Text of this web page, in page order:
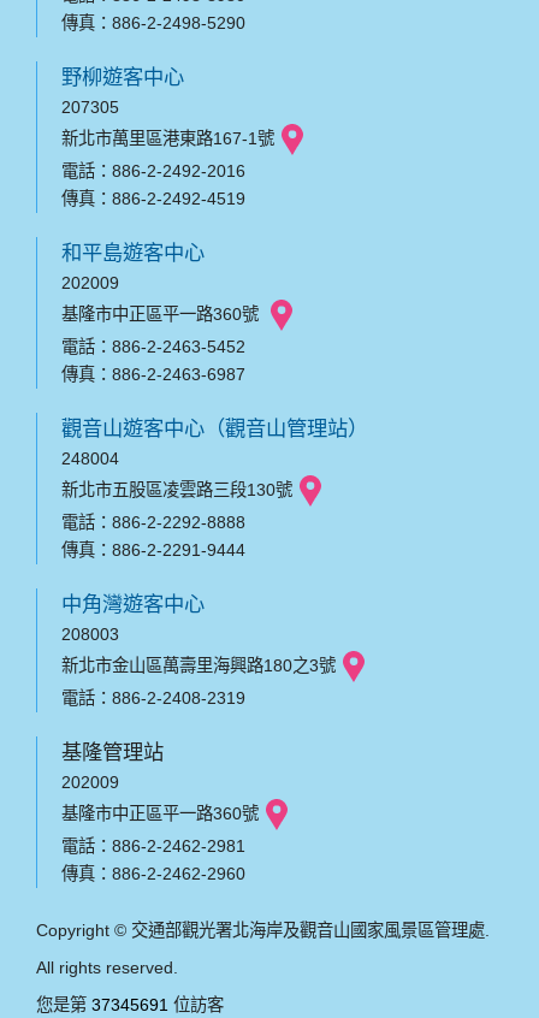
傳真：886-2-2498-5290
野柳遊客中心
207305
新北市萬里區港東路167-1號
電話：886-2-2492-2016
傳真：886-2-2492-4519
和平島遊客中心
202009
基隆市中正區平一路360號
電話：886-2-2463-5452
傳真：886-2-2463-6987
觀音山遊客中心（觀音山管理站）
248004
新北市五股區凌雲路三段130號
電話：886-2-2292-8888
傳真：886-2-2291-9444
中角灣遊客中心
208003
新北市金山區萬壽里海興路180之3號
電話：886-2-2408-2319
基隆管理站
202009
基隆市中正區平一路360號
電話：886-2-2462-2981
傳真：886-2-2462-2960
Copyright © 交通部觀光署北海岸及觀音山國家風景區管理處.
All rights reserved.
您是第 37345691 位訪客